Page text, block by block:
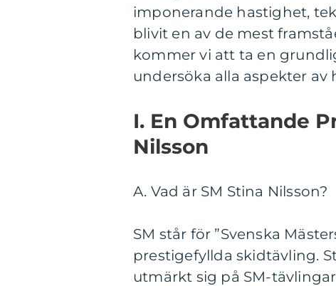
imponerande hastighet,
blivit en av de mest
kommer vi att ta en
undersöka alla aspekter
I. En Omfattande
Nilsson
A. Vad är SM Stina Nilsson?
SM står för ”Svenska
prestigefyllda skidtävling.
utmärkt sig på SM-